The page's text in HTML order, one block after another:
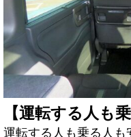
【運転する人も
運転する人も乗る人も